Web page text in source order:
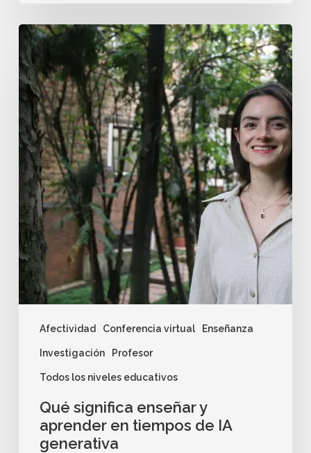
Afectividad Conferencia virtual Enseñanza
Investigación Profesor
Todos los niveles educativos
Qué significa enseñar y
aprender en tiempos de IA
generativa